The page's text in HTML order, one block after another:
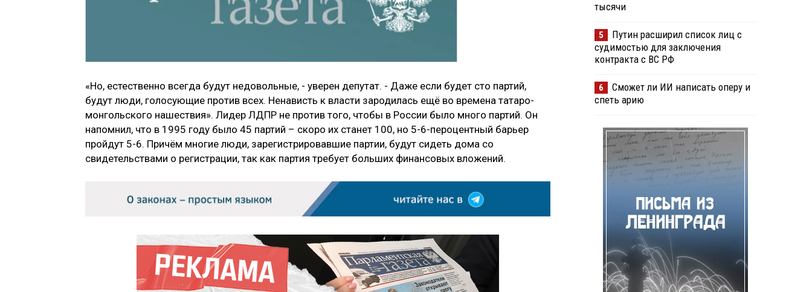
«Но, естественно всегда будут недовольные, - уверен депутат. - Даже если будет сто партий,
будут люди, голосующие против всех. Ненависть к власти зародилась ещё во времена татаро-
монгольского нашествия». Лидер ЛДПР не против того, чтобы в России было много партий. Он
напомнил, что в 1995 году было 45 партий – скоро их станет 100, но 5-6-пероцентный барьер
пройдут 5-6. Причём многие люди, зарегистрировавшие партии, будут сидеть дома со
свидетельствами о регистрации, так как партия требует больших финансовых вложений.
тысячи
5
Путин расширил список лиц с
судимостью для заключения
контракта с ВС РФ
6
Сможет ли ИИ написать оперу и
спеть арию